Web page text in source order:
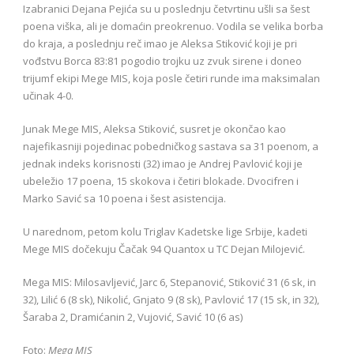
Izabranici Dejana Pejića su u poslednju četvrtinu ušli sa šest
poena viška, ali je domaćin preokrenuo. Vodila se velika borba
do kraja, a poslednju reč imao je Aleksa Stiković koji je pri
vođstvu Borca 83:81 pogodio trojku uz zvuk sirene i doneo
trijumf ekipi Mege MIS, koja posle četiri runde ima maksimalan
učinak 4-0.
Junak Mege MIS, Aleksa Stiković, susret je okončao kao
najefikasniji pojedinac pobedničkog sastava sa 31 poenom, a
jednak indeks korisnosti (32) imao je Andrej Pavlović koji je
ubeležio 17 poena, 15 skokova i četiri blokade. Dvocifren i
Marko Savić sa 10 poena i šest asistencija.
U narednom, petom kolu Triglav Kadetske lige Srbije, kadeti
Mege MIS dočekuju Čačak 94 Quantox u TC Dejan Milojević.
Mega MIS: Milosavljević, Jarc 6, Stepanović, Stiković 31 (6 sk, in
32), Lilić 6 (8 sk), Nikolić, Gnjato 9 (8 sk), Pavlović 17 (15 sk, in 32),
Šaraba 2, Dramićanin 2, Vujović, Savić 10 (6 as)
Foto: Mega MIS